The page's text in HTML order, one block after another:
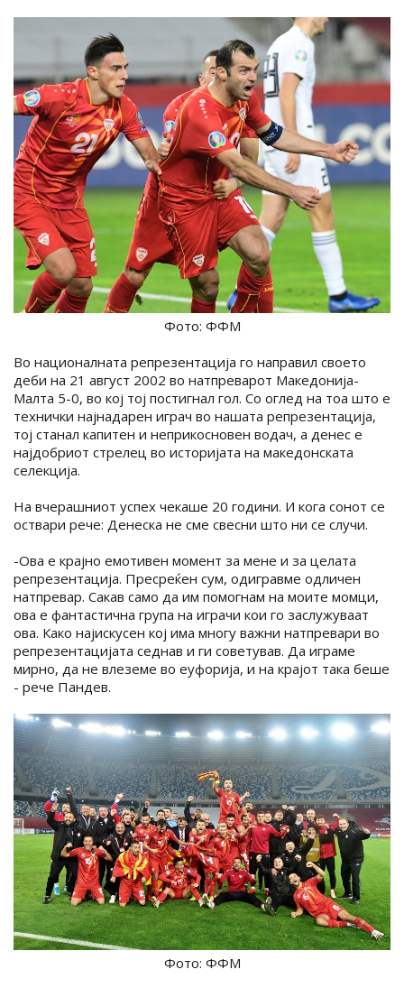
Фото: ФФМ
Во националната репрезентација го направил своето
деби на 21 август 2002 во натпреварот Македонија-
Малта 5-0, во кој тој постигнал гол. Со оглед на тоа што е
технички најнадарен играч во нашата репрезентација,
тој станал капитен и неприкосновен водач, а денес е
најдобриот стрелец во историјата на македонската
селекција.
На вчерашниот успех чекаше 20 години. И кога сонот се
оствари рече: Денеска не сме свесни што ни се случи.
-Ова е крајно емотивен момент за мене и за целата
репрезентација. Пресреќен сум, одигравме одличен
натпревар. Сакав само да им помогнам на моите момци,
ова е фантастична група на играчи кои го заслужуваат
ова. Како најискусен кој има многу важни натпревари во
репрезентацијата седнав и ги советував. Да играме
мирно, да не влеземе во еуфорија, и на крајот така беше
- рече Пандев.
Фото: ФФМ